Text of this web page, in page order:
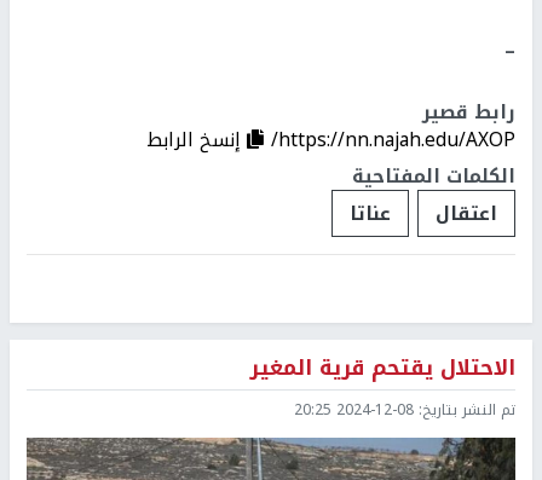
ــ
رابط قصير
https://nn.najah.edu/AXOP/
إنسخ الرابط
الكلمات المفتاحية
اعتقال
عناتا
الاحتلال يقتحم قرية المغير
تم النشر بتاريخ: 2024-12-08 20:25